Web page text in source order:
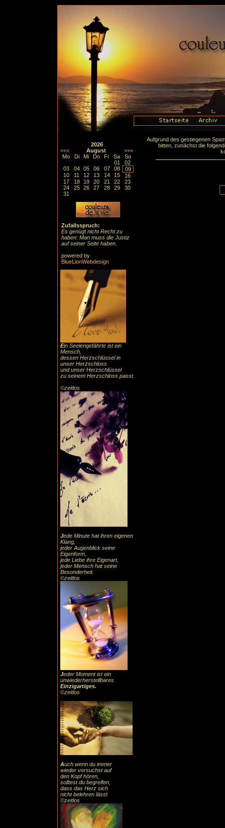
2026
<<<
August
>>>
Mo
Di Mi Do Fr Sa
So
01
02
03
04 05 06 07 08
09
10
11 12 13 14 15
16
17
18 19 20 21 22
23
24
25 26 27 28 29
30
31
Zufallsspruch:
Es genügt nicht Recht zu
haben: Man muss die Justiz
auf seiner Seite haben.
powered by
BlueLionWebdesign
Ein Seelengefährte ist ein
Mensch,
dessen Herzschlüssel in
unser Herzschloss
und unser Herzschlüssel
zu seinem Herzschloss passt.
©zeitlos
Jede Minute hat ihren eigenen
Klang,
jeder Augenblick seine
Eigenform,
jede Liebe ihre Eigenart,
jeder Mensch hat seine
Besonderheit.
©zeitlos
Jeder Moment ist ein
unwiederherstellbares
Einzigartiges.
©zeitlos
Auch wenn du immer
wieder versuchst auf
den Kopf hören,
solltest du begreifen,
dass das Herz sich
nicht belehren lässt
©zeitlos
Aufgrund des gestiegenen
bitten, zunächst die